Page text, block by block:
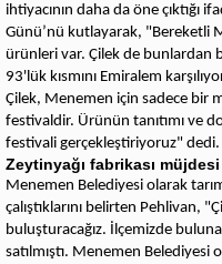
ihtiyacının daha da öne çıktığı
Günü’nü kutlayarak, "Bereketli
ürünleri var. Çilek de bunlardan
93'lük kısmını Emiralem
Çilek, Menemen için sadece bir
festivaldir. Ürünün tanıtımı ve
festivali gerçekleştiriyoruz" dedi.
Zeytinyağı fabrikası müjdesi
Menemen Belediyesi olarak
çalıştıklarını belirten Pehlivan,
buluşturacağız. İlçemizde
satılmıştı. Menemen Belediyesi